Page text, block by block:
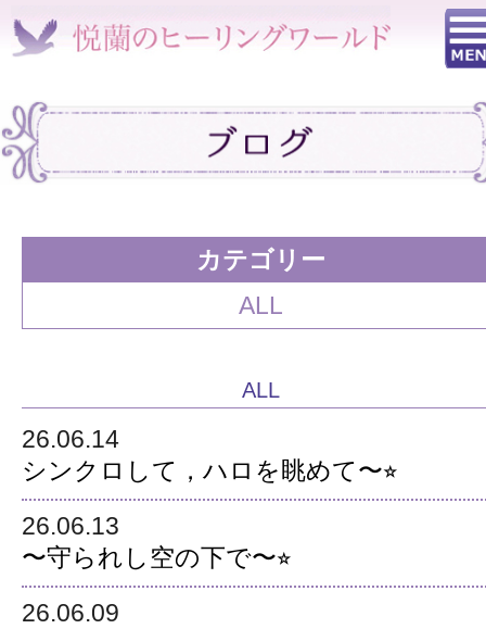
カテゴリー
ALL
ALL
26.06.14
シンクロして，ハロを眺めて〜⭐︎
26.06.13
〜守られし空の下で〜⭐︎
26.06.09